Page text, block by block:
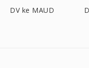
DV ke MAUD